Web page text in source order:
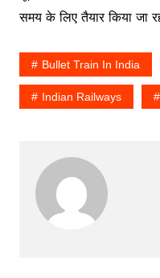
समय के लिए तैयार किया जा
Bullet Train In India
Indian Railways